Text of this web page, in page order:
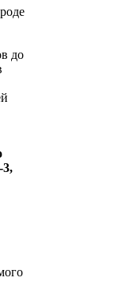
до
3,